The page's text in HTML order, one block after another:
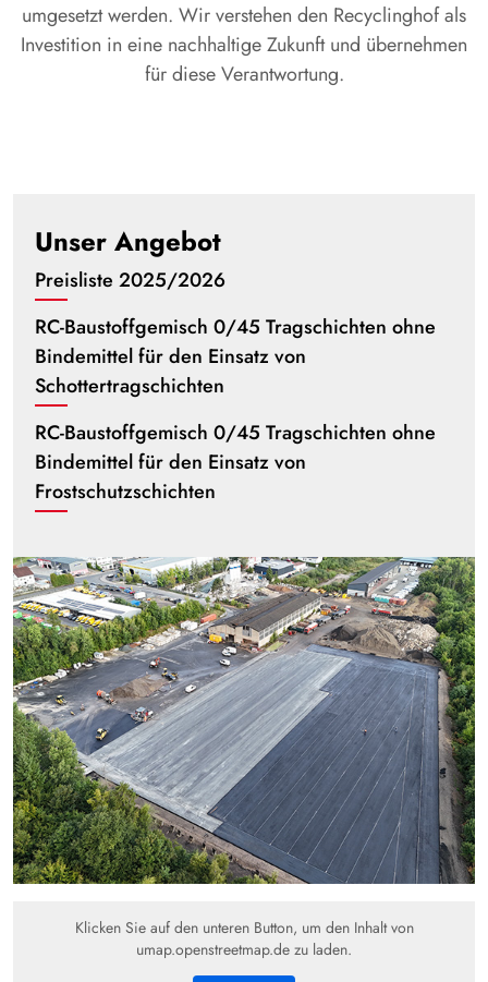
umgesetzt werden. Wir verstehen den Recyclinghof als
Investition in eine nachhaltige Zukunft und übernehmen
für diese Verantwortung.
Unser Angebot
Preisliste 2025/2026
RC-Baustoffgemisch 0/45 Tragschichten ohne
Bindemittel für den Einsatz von
Schottertragschichten
RC-Baustoffgemisch 0/45 Tragschichten ohne
Bindemittel für den Einsatz von
Frostschutzschichten
Klicken Sie auf den unteren Button, um den Inhalt von
umap.openstreetmap.de zu laden.